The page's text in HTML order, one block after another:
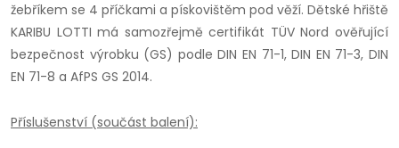
žebříkem se 4 příčkami a pískovištěm pod věží. Dětské hřiště
KARIBU LOTTI má samozřejmě certifikát TÜV Nord ověřující
bezpečnost výrobku (GS) podle DIN EN 71-1, DIN EN 71-3, DIN
EN 71-8 a AfPS GS 2014.
Příslušenství (součást balení):